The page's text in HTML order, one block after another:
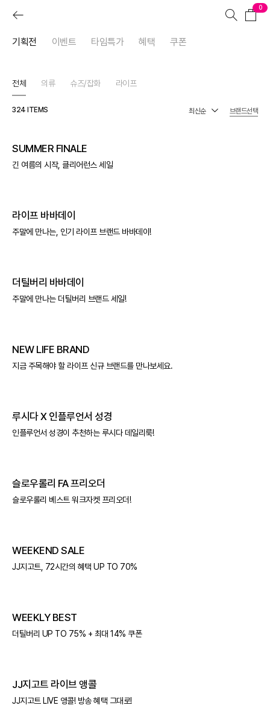
0
기획전 이벤트 타임특가 혜택 쿠폰
전체 의류 슈즈/잡화 라이프
324 ITEMS 브랜드선택
SUMMER FINALE
긴 여름의 시작, 클리어런스 세일
라이프 바바데이
주말에 만나는, 인기 라이프 브랜드 바바데이!
더틸버리 바바데이
주말에 만나는 더틸버리 브랜드 세일!
NEW LIFE BRAND
지금 주목해야 할 라이프 신규 브랜드를 만나보세요.
루시다 X 인플루언서 성경
인플루언서 성경이 추천하는 루시다 데일리룩!
슬로우롤리 FA 프리오더
슬로우롤리 베스트 워크자켓 프리오더!
WEEKEND SALE
JJ지고트, 72시간의 혜택 UP TO 70%
WEEKLY BEST
더틸버리 UP TO 75% + 최대 14% 쿠폰
JJ지고트 라이브 앵콜
JJ지고트 LIVE 앵콜! 방송 혜택 그대로!